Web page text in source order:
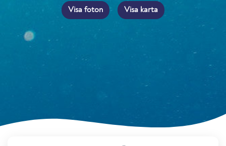
Visa foton Visa karta